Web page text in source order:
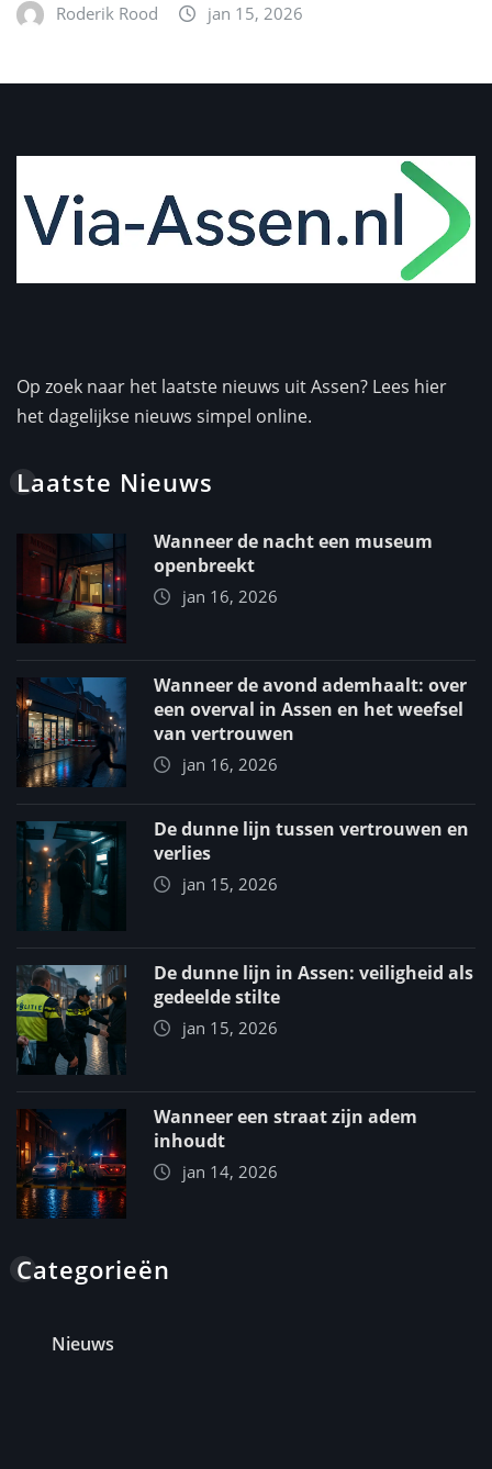
Roderik Rood jan 15, 2026
Op zoek naar het laatste nieuws uit Assen? Lees hier
het dagelijkse nieuws simpel online.
Laatste Nieuws
Wanneer de nacht een museum
openbreekt
jan 16, 2026
Wanneer de avond ademhaalt: over
een overval in Assen en het weefsel
van vertrouwen
jan 16, 2026
De dunne lijn tussen vertrouwen en
verlies
jan 15, 2026
De dunne lijn in Assen: veiligheid als
gedeelde stilte
jan 15, 2026
Wanneer een straat zijn adem
inhoudt
jan 14, 2026
Categorieën
Nieuws